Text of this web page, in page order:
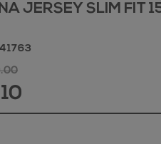
JERSEY SLIM FIT